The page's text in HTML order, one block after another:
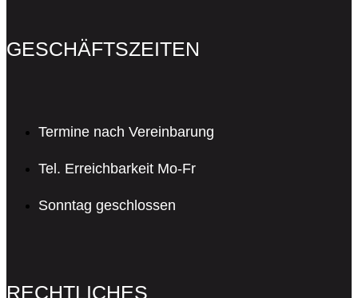
GESCHÄFTSZEITEN
Termine nach Vereinbarung
Tel. Erreichbarkeit Mo-Fr
Sonntag geschlossen
RECHTLICHES